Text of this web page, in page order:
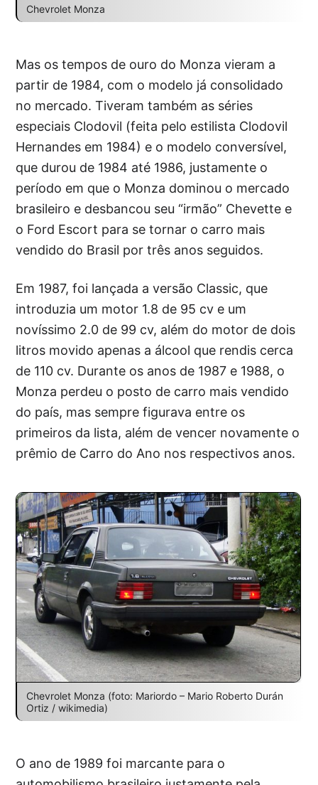
Chevrolet Monza
Mas os tempos de ouro do Monza vieram a
partir de 1984, com o modelo já consolidado
no mercado. Tiveram também as séries
especiais Clodovil (feita pelo estilista Clodovil
Hernandes em 1984) e o modelo conversível,
que durou de 1984 até 1986, justamente o
período em que o Monza dominou o mercado
brasileiro e desbancou seu “irmão” Chevette e
o Ford Escort para se tornar o carro mais
vendido do Brasil por três anos seguidos.
Em 1987, foi lançada a versão Classic, que
introduzia um motor 1.8 de 95 cv e um
novíssimo 2.0 de 99 cv, além do motor de dois
litros movido apenas a álcool que rendis cerca
de 110 cv. Durante os anos de 1987 e 1988, o
Monza perdeu o posto de carro mais vendido
do país, mas sempre figurava entre os
primeiros da lista, além de vencer novamente o
prêmio de Carro do Ano nos respectivos anos.
Chevrolet Monza (foto: Mariordo – Mario Roberto Durán
Ortiz / wikimedia)
O ano de 1989 foi marcante para o